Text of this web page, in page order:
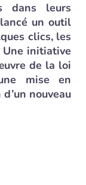
dans leurs
un outil
clics, les
Une initiative
de la loi
mise en
nouveau